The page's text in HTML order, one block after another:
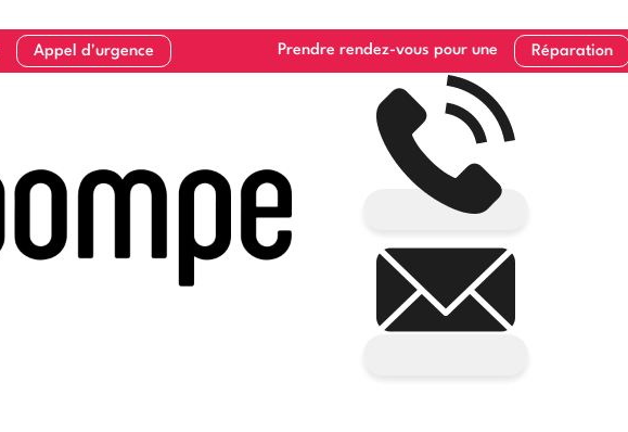
Appel d'urgence Prendre rendez-vous pour une Réparation